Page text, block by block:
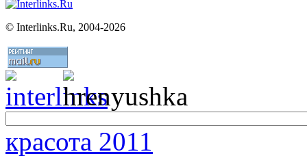
© Interlinks.Ru, 2004-2026
красота 2011